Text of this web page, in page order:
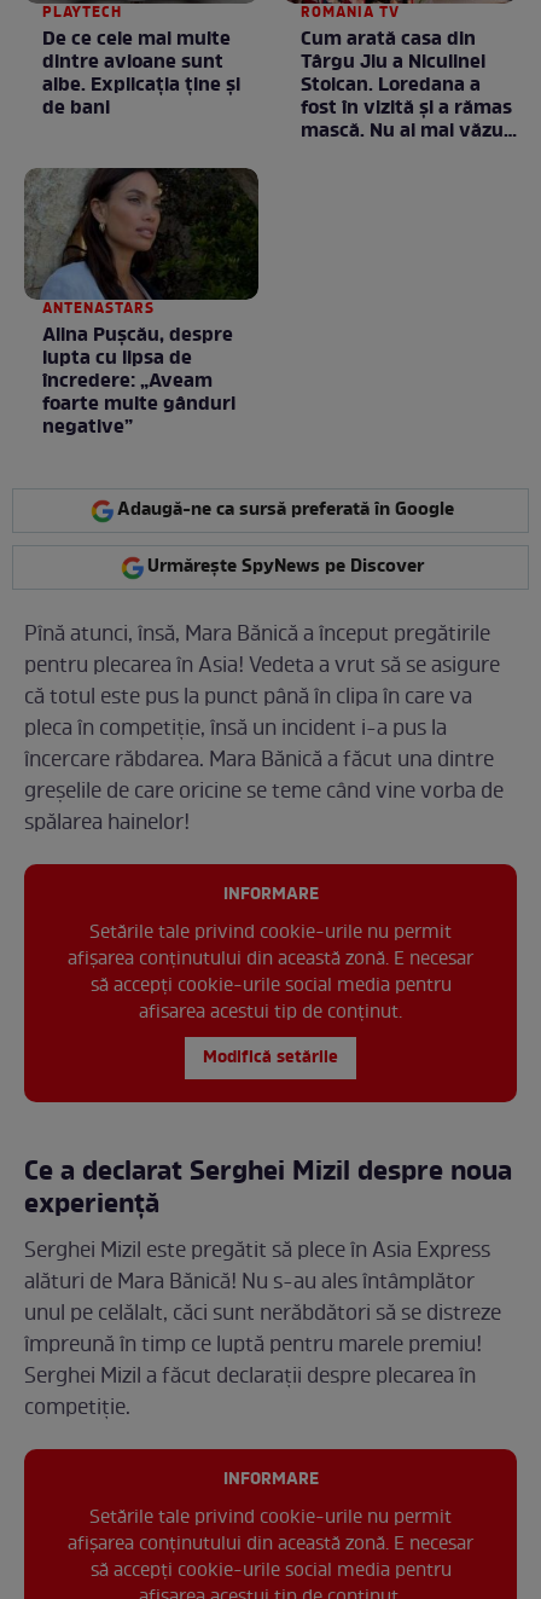
PLAYTECH
De ce cele mai multe
dintre avioane sunt
albe. Explicația ține și
de bani
ROMANIA TV
Cum arată casa din
Târgu Jiu a Niculinei
Stoican. Loredana a
fost în vizită și a rămas
mască. Nu ai mai văzut
ANTENASTARS
Alina Pușcău, despre
lupta cu lipsa de
încredere: „Aveam
foarte multe gânduri
negative”
Adaugă-ne ca sursă preferată în Google
Urmărește SpyNews pe Discover
Pînă atunci, însă, Mara Bănică a început pregătirile
pentru plecarea în Asia! Vedeta a vrut să se asigure
că totul este pus la punct până în clipa în care va
pleca în competiție, însă un incident i-a pus la
încercare răbdarea. Mara Bănică a făcut una dintre
greșelile de care oricine se teme când vine vorba de
spălarea hainelor!
INFORMARE
Setările tale privind cookie-urile nu permit
afișarea conținutului din această zonă. E necesar
să accepți cookie-urile social media pentru
afisarea acestui tip de conținut.
Modifică setările
Ce a declarat Serghei Mizil despre noua
experiență
Serghei Mizil este pregătit să plece în Asia Express
alături de Mara Bănică! Nu s-au ales întâmplător
unul pe celălalt, căci sunt nerăbdători să se distreze
împreună în timp ce luptă pentru marele premiu!
Serghei Mizil a făcut declarații despre plecarea în
competiție.
INFORMARE
Setările tale privind cookie-urile nu permit
afișarea conținutului din această zonă. E necesar
să accepți cookie-urile social media pentru